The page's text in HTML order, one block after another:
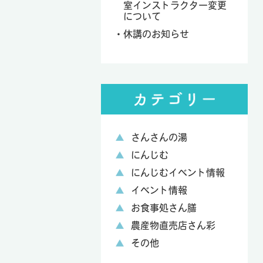
室インストラクター変更
について
休講のお知らせ
さんさんの湯
にんじむ
にんじむイベント情報
イベント情報
お食事処さん膳
農産物直売店さん彩
その他